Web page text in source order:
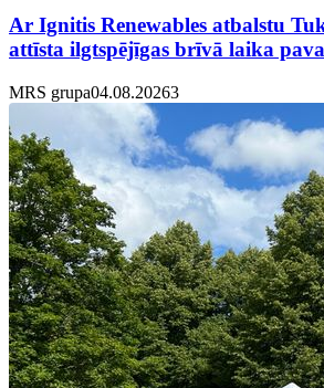
Ar Ignitis Renewables atbalstu
attīsta ilgtspējīgas brīvā laika
MRS grupa04.08.20263